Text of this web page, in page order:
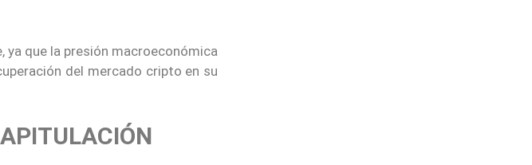
que la presión macroeconómica
del mercado cripto en su